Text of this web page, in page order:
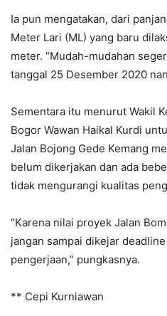
Ia pun mengatakan, dari
Meter Lari (ML) yang baru
meter. “Mudah-mudahan
tanggal 25 Desember 2020
Sementara itu menurut Wakil
Bogor Wawan Haikal Kurdi
Jalan Bojong Gede Kemang
belum dikerjakan dan ada
tidak mengurangi kualitas
“Karena nilai proyek Jalan
jangan sampai dikejar
pengerjaan,” pungkasnya.
** Cepi Kurniawan